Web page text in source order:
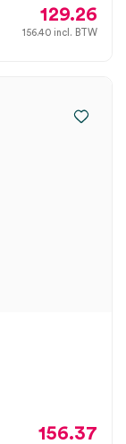
129.26
156.40 incl. BTW
156.37